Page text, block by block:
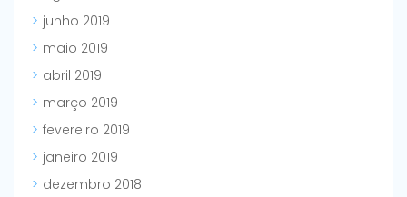
junho 2019
maio 2019
abril 2019
março 2019
fevereiro 2019
janeiro 2019
dezembro 2018